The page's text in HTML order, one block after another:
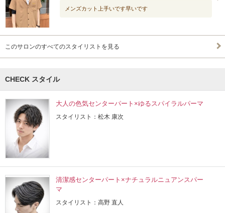
メンズカット上手いです早いです
このサロンのすべてのスタイリストを見る
CHECK スタイル
大人の色気センターパート×ゆるスパイラルパーマ
スタイリスト：松木 康次
清潔感センターパート×ナチュラルニュアンスパー
マ
スタイリスト：高野 直人